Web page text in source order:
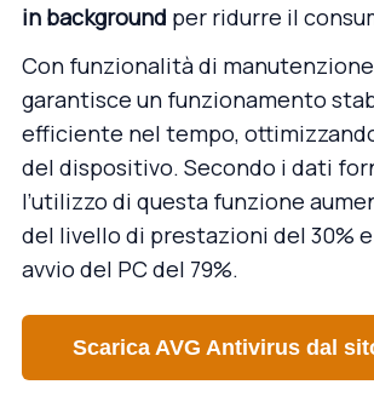
in background per ridurre il
Con funzionalità di
garantisce un funzionamento
efficiente nel tempo,
del dispositivo. Secondo i dati
l’utilizzo di questa funzione
del livello di prestazioni del 30%
avvio del PC del 79%.
Scarica AVG Antivirus dal